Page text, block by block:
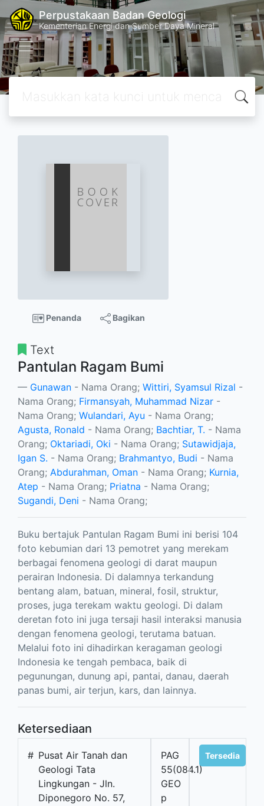
Perpustakaan Badan Geologi
Kementerian Energi dan Sumber Daya Mineral
Penanda Bagikan
Text
Pantulan Ragam Bumi
Gunawan - Nama Orang; Wittiri, Syamsul Rizal -
Nama Orang; Firmansyah, Muhammad Nizar -
Nama Orang; Wulandari, Ayu - Nama Orang;
Agusta, Ronald - Nama Orang; Bachtiar, T. - Nama
Orang; Oktariadi, Oki - Nama Orang; Sutawidjaja,
Igan S. - Nama Orang; Brahmantyo, Budi - Nama
Orang; Abdurahman, Oman - Nama Orang; Kurnia,
Atep - Nama Orang; Priatna - Nama Orang;
Sugandi, Deni - Nama Orang;
Buku bertajuk Pantulan Ragam Bumi ini berisi 104
foto kebumian dari 13 pemotret yang merekam
berbagai fenomena geologi di darat maupun
perairan Indonesia. Di dalamnya terkandung
bentang alam, batuan, mineral, fosil, struktur,
proses, juga terekam waktu geologi. Di dalam
deretan foto ini juga tersaji hasil interaksi manusia
dengan fenomena geologi, terutama batuan.
Melalui foto ini dihadirkan keragaman geologi
Indonesia ke tengah pembaca, baik di
pegunungan, dunung api, pantai, danau, daerah
panas bumi, air terjun, kars, dan lainnya.
Ketersediaan
# Pusat Air Tanah dan
Geologi Tata
Lingkungan - Jln.
Diponegoro No. 57,
PAG
55(084.1)
GEO
p
Tersedia